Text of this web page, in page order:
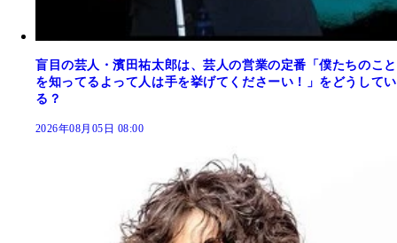
盲目の芸人・濱田祐太郎は、芸人の営業の定番「僕たちのこと
を知ってるよって人は手を挙げてくださーい！」をどうしてい
る？
2026年08月05日 08:00